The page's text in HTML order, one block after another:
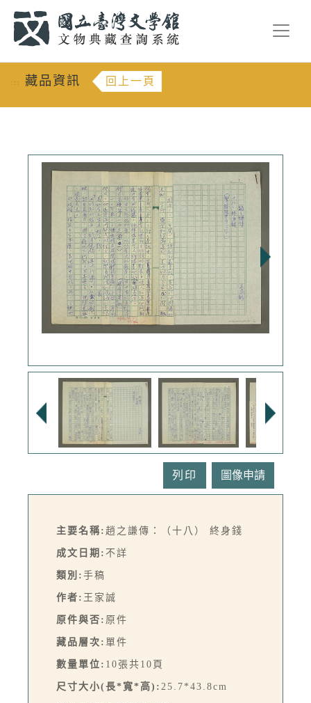
::: 藏品資訊 回上一頁
列印
主要名稱: 趙之謙傳：（十八） 終身錢
成文日期: 不詳
類別: 手稿
作者: 王家誠
原件與否: 原件
藏品層次: 單件
數量單位: 10張共10頁
尺寸大小(長*寬*高): 25.7*43.8cm